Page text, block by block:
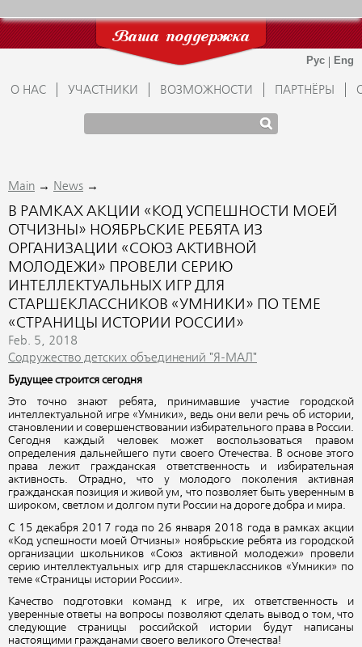
Ваша поддержка
О НАС УЧАСТНИКИ ВОЗМОЖНОСТИ ПАРТНЁРЫ
Main → News →
В РАМКАХ АКЦИИ «КОД УСПЕШНОСТИ МОЕЙ
ОТЧИЗНЫ» НОЯБРЬСКИЕ РЕБЯТА ИЗ
ОРГАНИЗАЦИИ «СОЮЗ АКТИВНОЙ
МОЛОДЕЖИ» ПРОВЕЛИ СЕРИЮ
ИНТЕЛЛЕКТУАЛЬНЫХ ИГР ДЛЯ
СТАРШЕКЛАССНИКОВ «УМНИКИ» ПО ТЕМЕ
«СТРАНИЦЫ ИСТОРИИ РОССИИ»
Feb. 5, 2018
Содружество детских объединений "Я-МАЛ"
Будущее строится сегодня
Это точно знают ребята, принимавшие участие городской
интеллектуальной игре «Умники», ведь они вели речь об истории,
становлении и совершенствовании избирательного права в России.
Сегодня каждый человек может воспользоваться правом
определения дальнейшего пути своего Отечества. В основе этого
права лежит гражданская ответственность и избирательная
активность. Отрадно, что у молодого поколения активная
гражданская позиция и живой ум, что позволяет быть уверенным в
широком, светлом и долгом пути России на дороге добра и мира.
С 15 декабря 2017 года по 26 января 2018 года в рамках акции
«Код успешности моей Отчизны» ноябрьские ребята из городской
организации школьников «Союз активной молодежи» провели
серию интеллектуальных игр для старшеклассников «Умники» по
теме «Страницы истории России».
Качество подготовки команд к игре, их ответственность и
уверенные ответы на вопросы позволяют сделать вывод о том, что
следующие страницы российской истории будут написаны
настоящими гражданами своего великого Отечества!